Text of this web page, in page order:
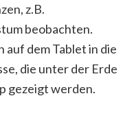
z.B.
beobachten.
auf dem Tablet in die
die unter der Erde
gezeigt werden.